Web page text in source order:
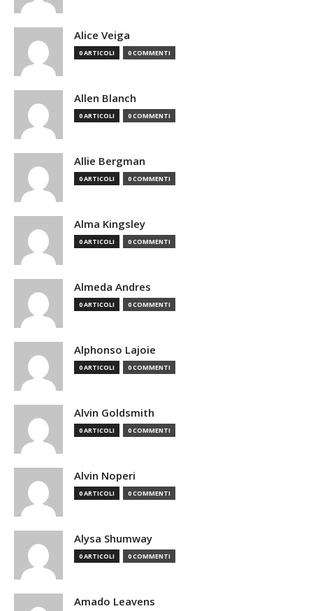
Alice Veiga
0 ARTICOLI 0 COMMENTI
Allen Blanch
0 ARTICOLI 0 COMMENTI
Allie Bergman
0 ARTICOLI 0 COMMENTI
Alma Kingsley
0 ARTICOLI 0 COMMENTI
Almeda Andres
0 ARTICOLI 0 COMMENTI
Alphonso Lajoie
0 ARTICOLI 0 COMMENTI
Alvin Goldsmith
0 ARTICOLI 0 COMMENTI
Alvin Noperi
0 ARTICOLI 0 COMMENTI
Alysa Shumway
0 ARTICOLI 0 COMMENTI
Amado Leavens